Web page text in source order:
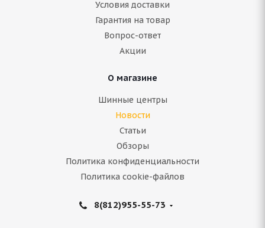
Условия доставки
Гарантия на товар
Вопрос-ответ
Акции
О магазине
Шинные центры
Новости
Статьи
Обзоры
Политика конфиденциальности
Политика cookie-файлов
8(812)955-55-73